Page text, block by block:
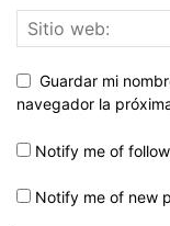
Guardar mi
navegador la
Notify me of
Notify me of new